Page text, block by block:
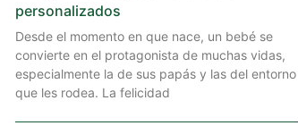
personalizados
Desde el momento en que nace, un bebé se
convierte en el protagonista de muchas vidas,
especialmente la de sus papás y las del entorno
que les rodea. La felicidad